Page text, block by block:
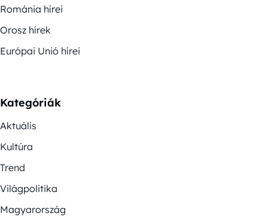
Románia hírei
Orosz hírek
Európai Unió hírei
Kategóriák
Aktuális
Kultúra
Trend
Világpolitika
Magyarország